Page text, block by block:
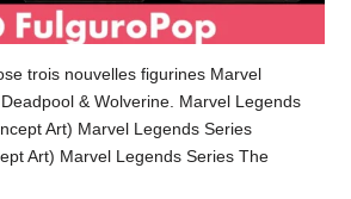
trois nouvelles figurines Marvel
& Wolverine. Marvel Legends
Art) Marvel Legends Series
Art) Marvel Legends Series The